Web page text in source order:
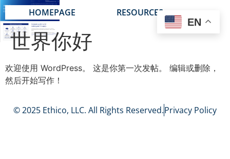
HOMEPAGE RESOURCES
世界你好
欢迎使用 WordPress。 这是你第一次发帖。 编辑或删除，
然后开始写作！
© 2025 Ethico, LLC. All Rights Reserved.Privacy Policy
EN